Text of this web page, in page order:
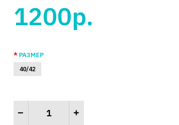
1200р.
РАЗМЕР
40/42